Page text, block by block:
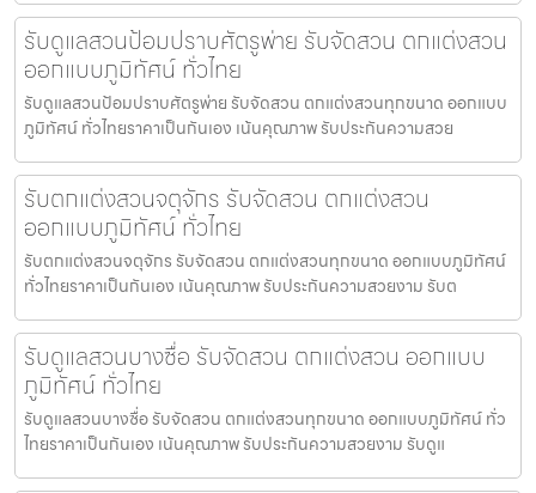
รับดูแลสวนป้อมปราบศัตรูพ่าย รับจัดสวน ตกแต่งสวน
ออกแบบภูมิทัศน์ ทั่วไทย
รับดูแลสวนป้อมปราบศัตรูพ่าย รับจัดสวน ตกแต่งสวนทุกขนาด ออกแบบ
ภูมิทัศน์ ทั่วไทยราคาเป็นกันเอง เน้นคุณภาพ รับประกันความสวย
รับตกแต่งสวนจตุจักร รับจัดสวน ตกแต่งสวน
ออกแบบภูมิทัศน์ ทั่วไทย
รับตกแต่งสวนจตุจักร รับจัดสวน ตกแต่งสวนทุกขนาด ออกแบบภูมิทัศน์
ทั่วไทยราคาเป็นกันเอง เน้นคุณภาพ รับประกันความสวยงาม รับต
รับดูแลสวนบางซื่อ รับจัดสวน ตกแต่งสวน ออกแบบ
ภูมิทัศน์ ทั่วไทย
รับดูแลสวนบางซื่อ รับจัดสวน ตกแต่งสวนทุกขนาด ออกแบบภูมิทัศน์ ทั่ว
ไทยราคาเป็นกันเอง เน้นคุณภาพ รับประกันความสวยงาม รับดูแ